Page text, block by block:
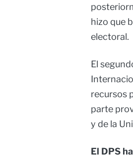
hizo que
electoral.
El
recursos
parte
y de la
El DPS